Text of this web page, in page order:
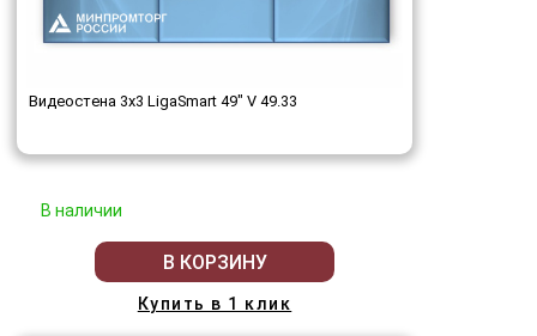
Видеостена 3x3 LigaSmart 49" V 49.33
В наличии
В КОРЗИНУ
Купить в 1 клик